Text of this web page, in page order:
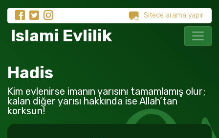
Islami Evlilik
Hadis
Kim evlenirse imanın yarısını tamamlamış olur;
kalan diğer yarısı hakkında ise Allah’tan
korksun!